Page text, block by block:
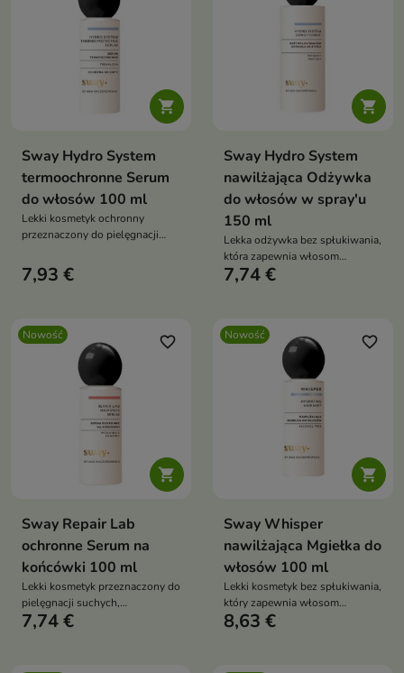

Sway Hydro System
termoochronne Serum
do włosów 100 ml
Lekki kosmetyk ochronny
przeznaczony do pielęgnacji
wysokiej temperatury podczas
stylizacji.
7,93 €

Sway Hydro System
nawilżająca Odżywka
do włosów w spray'u
150 ml
Lekka odżywka bez spłukiwania,
która zapewnia włosom
natychmiastowe nawilżenie,
7,74 €
Nowość

favorite_border
Sway Repair Lab
ochronne Serum na
końcówki 100 ml
Lekki kosmetyk przeznaczony do
pielęgnacji suchych,
zniszczonych i rozdwajających
7,74 €
Nowość

favorite_border
Sway Whisper
nawilżająca Mgiełka do
włosów 100 ml
Lekki kosmetyk bez spłukiwania,
który zapewnia włosom
odpowiedni poziom nawilżenia,
8,63 €